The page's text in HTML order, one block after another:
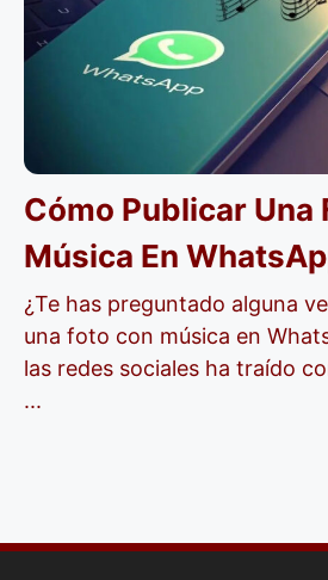
Cómo Publicar Una
Música En
¿Te has preguntado alguna
una foto con música en
las redes sociales ha traído
...